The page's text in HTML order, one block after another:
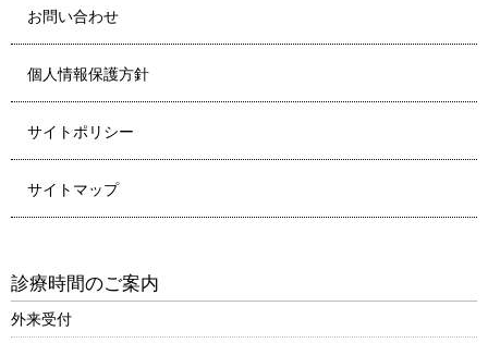
お問い合わせ
個人情報保護方針
サイトポリシー
サイトマップ
診療時間のご案内
外来受付